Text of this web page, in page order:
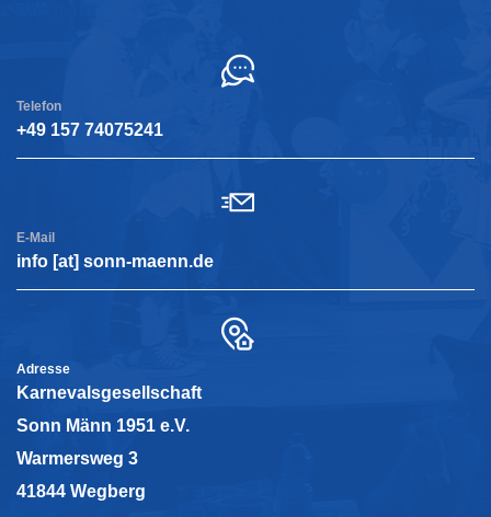
Telefon
+49 157 74075241
E-Mail
info [at] sonn-maenn.de
Adresse
Karnevalsgesellschaft
Sonn Männ 1951 e.V.
Warmersweg 3
41844 Wegberg